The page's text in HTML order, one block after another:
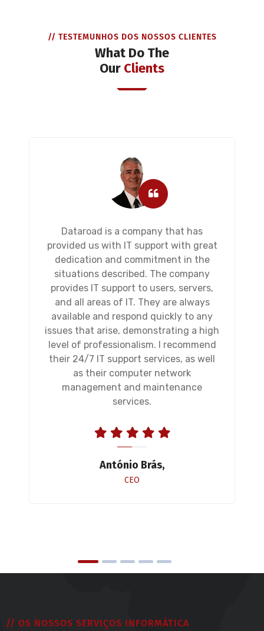
// TESTEMUNHOS DOS NOSSOS CLIENTES
What Do The
Our Clients
Dataroad is a company that has
provided us with IT support with great
dedication and commitment in the
situations described. The company
provides IT support to users, servers,
and all areas of IT. They are always
available and respond quickly to any
issues that arise, demonstrating a high
level of professionalism. I recommend
their 24/7 IT support services, as well
as their computer network
management and maintenance
services.
António Brás,
CEO
// OS NOSSOS SERVIÇOS INFORMÁTICA